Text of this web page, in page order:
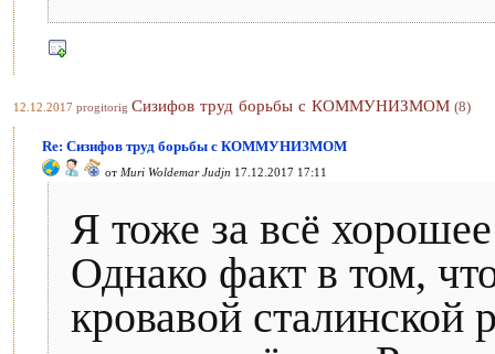
12.12.2017 progitorig Сизифов труд борьбы с КОММУНИЗМОМ (8)
Re: Сизифов труд борьбы с КОММУНИЗМОМ
от Muri Woldemar Judjn 17.12.2017 17:11
Я тоже за всё
Однако факт в том,
кровавой сталинской